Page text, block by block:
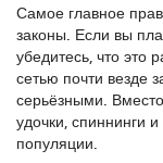
Самое главное
законы. Если вы
убедитесь, что это
сетью почти везде
серьёзными.
удочки, спиннинги
популяции.